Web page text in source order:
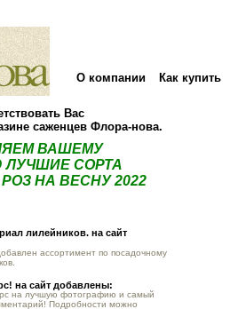
О компании Как купить
Вас
саженцев Флора-нова.
ВАШЕМУ
СОРТА
НА ВЕСНУ 2022
лилейников. на сайт
ассортимент по посадочному
на сайт добавлены:
на лучшую фотографию и самый
Подробности можно